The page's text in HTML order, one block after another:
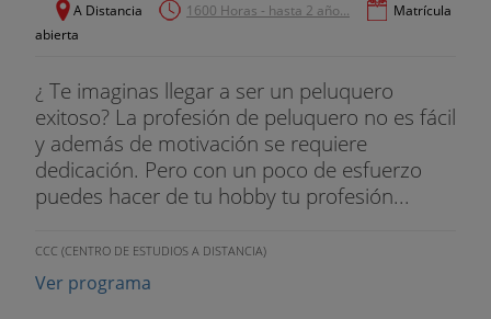
A Distancia 1600 Horas - hasta 2 año...
Matrícula
abierta
¿ Te imaginas llegar a ser un peluquero
exitoso? La profesión de peluquero no es fácil
y además de motivación se requiere
dedicación. Pero con un poco de esfuerzo
puedes hacer de tu hobby tu profesión...
CCC (CENTRO DE ESTUDIOS A DISTANCIA)
Ver programa